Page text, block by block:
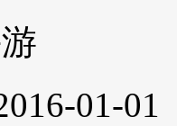
01-01